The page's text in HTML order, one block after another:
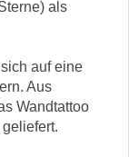
als
auf eine
Aus
Wandtattoo